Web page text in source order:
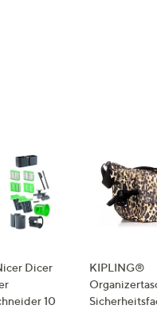
Dicer
10
KIPLING®